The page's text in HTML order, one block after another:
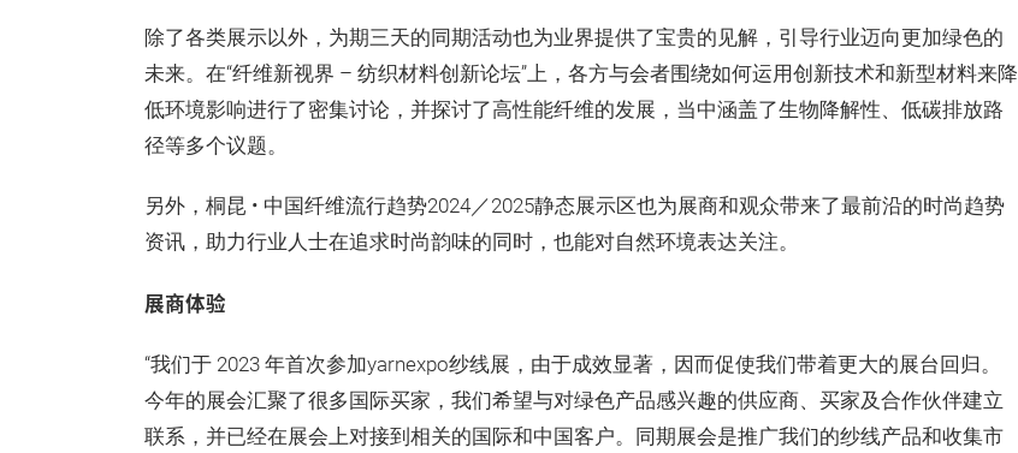
除了各类展示以外，为期三天的同期活动也为业界提供了宝贵的见解，引导行业迈向更加绿色的
未来。在“纤维新视界 – 纺织材料创新论坛”上，各方与会者围绕如何运用创新技术和新型材料来降
低环境影响进行了密集讨论，并探讨了高性能纤维的发展，当中涵盖了生物降解性、低碳排放路
径等多个议题。
另外，桐昆 • 中国纤维流行趋势2024／2025静态展示区也为展商和观众带来了最前沿的时尚趋势
资讯，助力行业人士在追求时尚韵味的同时，也能对自然环境表达关注。
展商体验
“我们于 2023 年首次参加yarnexpo纱线展，由于成效显著，因而促使我们带着更大的展台回归。
今年的展会汇聚了很多国际买家，我们希望与对绿色产品感兴趣的供应商、买家及合作伙伴建立
联系，并已经在展会上对接到相关的国际和中国客户。同期展会是推广我们的纱线产品和收集市